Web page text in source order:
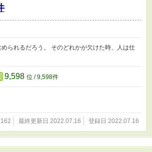
られるだろう。 そのどれかが欠けた時、人は仕
9,598 位 / 9,598件
最終更新日 2022.07.16 登録日 2022.07.16